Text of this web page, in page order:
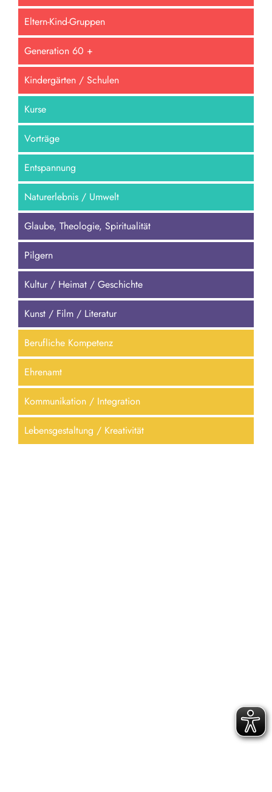
Eltern-Kind-Gruppen
Generation 60 +
Kindergärten / Schulen
Kurse
Vorträge
Entspannung
Naturerlebnis / Umwelt
Glaube, Theologie, Spiritualität
Pilgern
Kultur / Heimat / Geschichte
Kunst / Film / Literatur
Berufliche Kompetenz
Ehrenamt
Kommunikation / Integration
Lebensgestaltung / Kreativität